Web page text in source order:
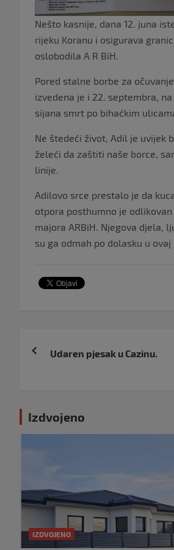
Nešto kasnije, dana 12. juna
rijeku Koranu i osigurava
oslobodila A R BiH.
Pored stalne borbe za
izvedena je i 22. septembra,
sijana smrt po bihaćkim
Ne štedeći život, Adil je uvijek
želeći da zaštiti naše borce,
linije.
Adilovo srce prestalo je da
otpora posthumno je
majora ARBiH. Njegova djela,
su ga odmah po dolasku u
Navigacija
Udaren pjesak u Cazinu.
Izdvojeno
IZDVOJENO